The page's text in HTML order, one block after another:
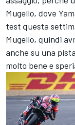
Mugello, dove
test questa
Mugello, quindi
anche su una
molto bene e